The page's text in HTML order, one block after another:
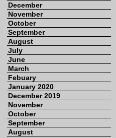
December
November
October
September
August
July
June
March
Febuary
January 2020
December 2019
November
October
September
August